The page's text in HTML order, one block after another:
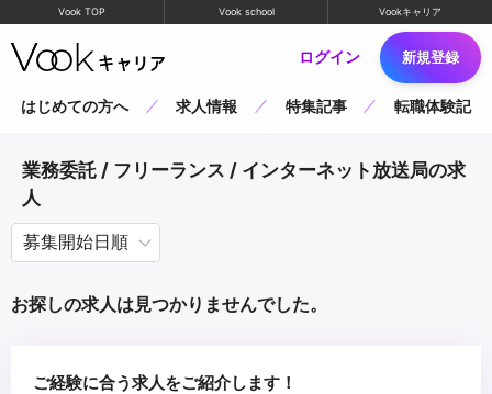
Vook TOP Vook school Vookキャリア
ログイン 新規登録
はじめての方へ 求人情報 特集記事 転職体験記
業務委託 / フリーランス / インターネット放送局の求
人
お探しの求人は見つかりませんでした。
ご経験に合う求人をご紹介します！